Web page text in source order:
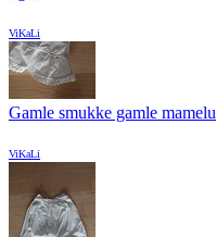
ViKaLi
Gamle smukke gamle
ViKaLi